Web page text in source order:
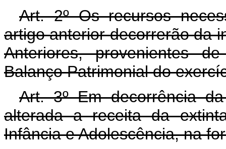
Art. 2º Os recursos
artigo anterior decorrerão da
Anteriores, provenientes
Balanço Patrimonial do
Art. 3º Em decorrência
alterada a receita da
Infância e Adolescência, na